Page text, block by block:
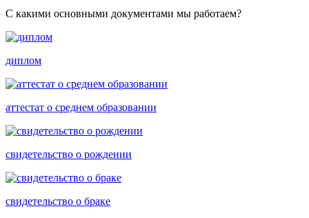
С какими основными документами мы работаем?
диплом
аттестат о среднем образовании
свидетельство о рождении
свидетельство о браке